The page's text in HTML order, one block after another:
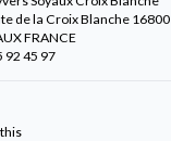
de la Croix Blanche 16800
FRANCE
92 45 97